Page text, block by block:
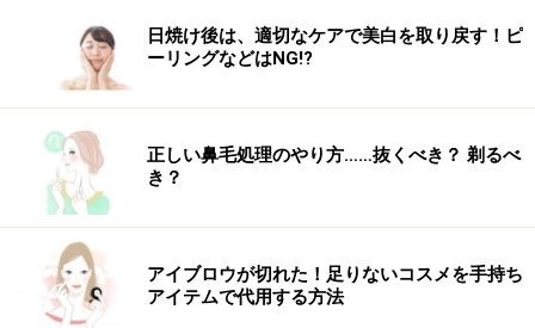
日焼け後は、適切なケアで美白を取り戻す！ピ
ーリングなどはNG!?
正しい鼻毛処理のやり方……抜くべき？ 剃るべ
き？
アイブロウが切れた！足りないコスメを手持ち
アイテムで代用する方法